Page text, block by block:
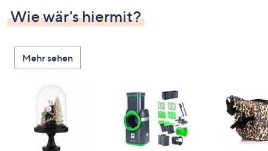
Wie wär's hiermit?
Mehr sehen